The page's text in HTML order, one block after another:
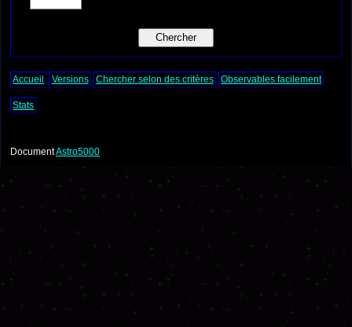
Accueil Versions Chercher selon des critères Observables facilement
Stats
DocumentAstro5000